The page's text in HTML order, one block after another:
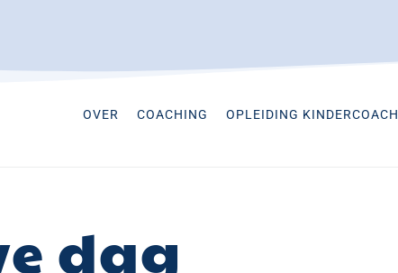
OVER COACHING OPLEIDING KINDERCOACH
dag